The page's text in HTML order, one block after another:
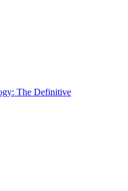
The Definitive